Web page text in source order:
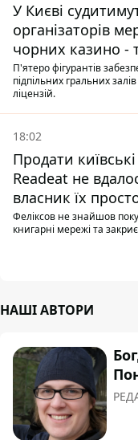
У Києві
організаторів
чорних казино -
закладів
П'ятеро фігурантів
підпільних гральних
ліцензій.
18:02
Продати
Readeat не
власник їх
Феліксов не знайшов
книгарні мережі та закриє
НАШІ АВТОРИ